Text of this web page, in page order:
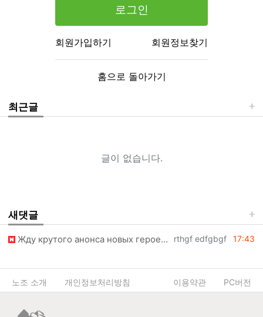
로그인
회원가입하기 회원정보찾기
홈으로 돌아가기
최근글
글이 없습니다.
새댓글
등록자
rthgf edfgbgf 등록일
17:43
Жду крутого анонса новых героев прямо на турнире. https://link.vitangon.com/mary…
노조 소개 개인정보처리방침 이용약관 PC버전